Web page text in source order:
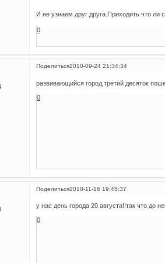
И не узнаем друг друга.Приходить что
0
Поделиться2010-09-24 21:34:34
развивающийся город,третий десяток
0
Поделиться2010-11-16 19:45:37
у нас день города 20 августа!!так что до
0